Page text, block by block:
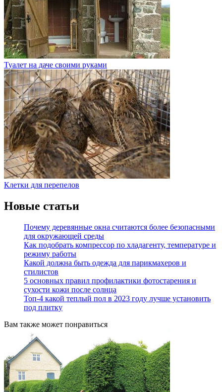
Туалет на даче своими руками
Клетки для перепелов
Новые статьи
Почему деревянные окна считаются более безопасными
для окружающей среды
Как подобрать компрессор по хладагенту, температуре и
режиму работы
Какой должна быть одежда для парикмахеров и
стилистов
5 основных правил профилактики фотостарения и
сухости кожи после солнца
Топ-4 какой теплый пол в 2023 году лучше установить
под плитку
Вам также может понравиться